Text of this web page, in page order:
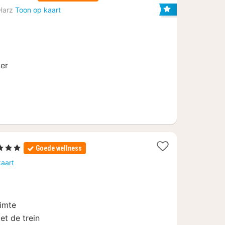
Toon op kaart
Goede wellness
de trein